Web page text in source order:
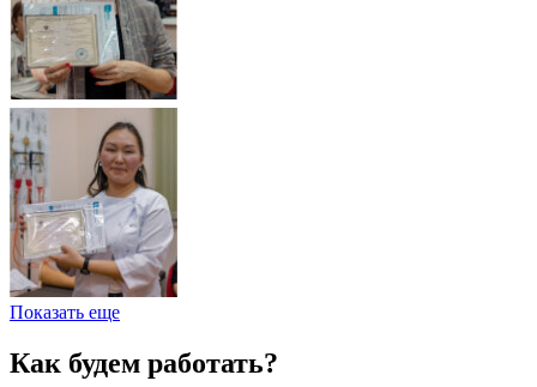
Показать еще
Как будем работать?